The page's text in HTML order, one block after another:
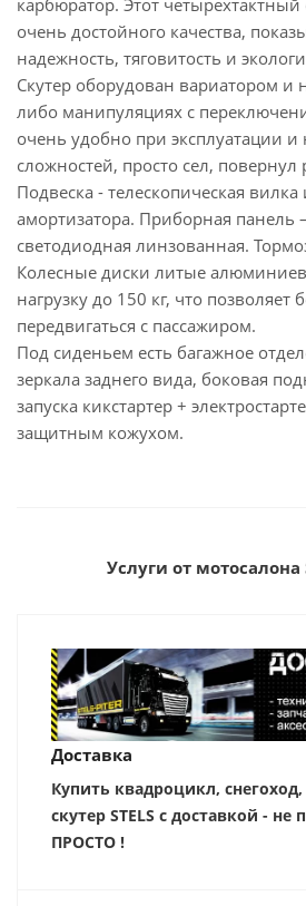
карбюратор. Этот четырехтактный
очень достойного качества,
надежность, тяговитость и
Скутер оборудован вариатором и
либо манипуляциях с
очень удобно при эксплуатации
сложностей, просто сел, повернул
Подвеска - телескопическая
амортизатора. Приборная панель
светодиодная линзованная.
Колесные диски литые
нагрузку до 150 кг, что позволяет
передвигаться с пассажиром.
Под сиденьем есть багажное
зеркала заднего вида, боковая
запуска кикстартер +
защитным кожухом.
Услуги от
Доставка
Купить квадроцикл,
скутер STELS с доставкой -
ПРОСТО !